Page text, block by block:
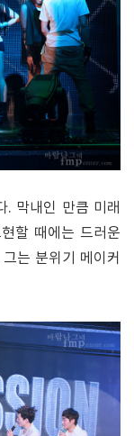
. 막내인 만큼 미래
할 때에는 드러운
는 분위기 메이커